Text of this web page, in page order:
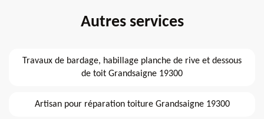
Autres services
Travaux de bardage, habillage planche de rive et dessous
de toit Grandsaigne 19300
Artisan pour réparation toiture Grandsaigne 19300